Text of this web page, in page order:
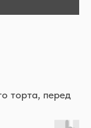
торта, перед